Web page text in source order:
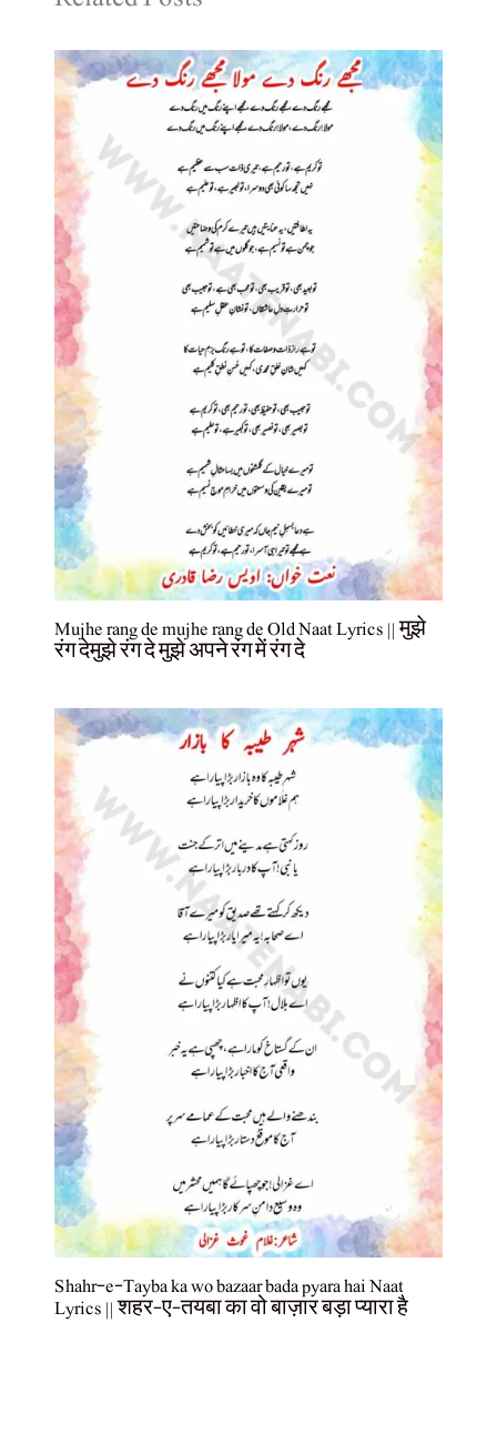
Mujhe rang de mujhe rang de Old Naat Lyrics || मुझे
रंग देमुझे रंग दे मुझे अपने रंग में रंग दे
Shahr-e-Tayba ka wo bazaar bada pyara hai Naat
Lyrics || शहर-ए-तयबा का वो बाज़ार बड़ा प्यारा है